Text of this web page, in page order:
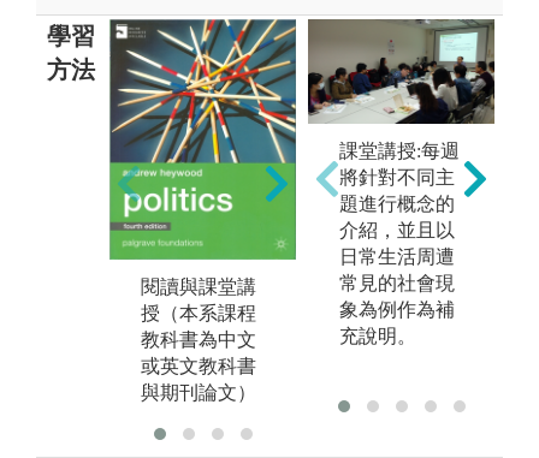
學習
方法
閱讀與課堂講
授（本系課程
教科書為中文
或英文教科書
與期刊論文）
課堂討論。
圖解:經濟學人
網頁
版權:經濟學人
網頁
課堂講授:每週
將針對不同主
題進行概念的
介紹，並且以
日常生活周遭
常見的社會現
象為例作為補
充說明。